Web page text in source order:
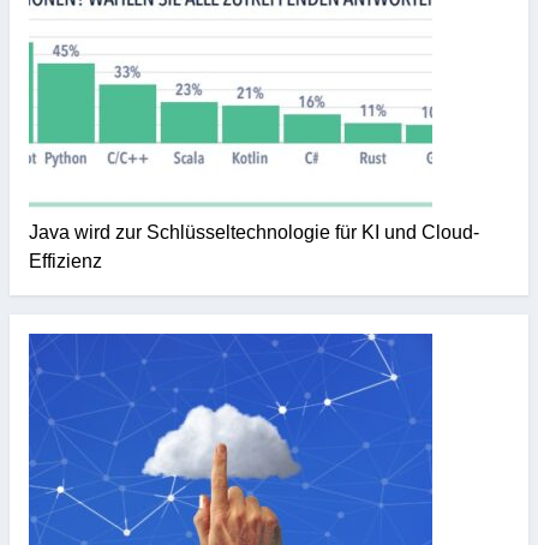
Java wird zur Schlüsseltechnologie für KI und Cloud-
Effizienz